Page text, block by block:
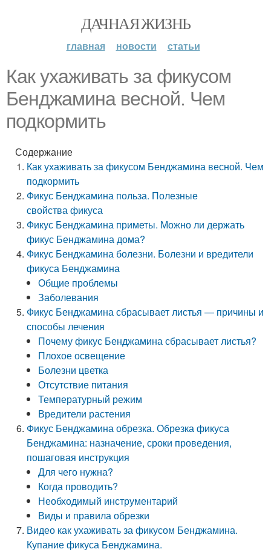
ДАЧНАЯ ЖИЗНЬ
главная новости статьи
Как ухаживать за фикусом
Бенджамина весной. Чем
подкормить
Содержание
Как ухаживать за фикусом Бенджамина весной. Чем
подкормить
Фикус Бенджамина польза. Полезные
свойства фикуса
Фикус Бенджамина приметы. Можно ли держать
фикус Бенджамина дома?
Фикус Бенджамина болезни. Болезни и вредители
фикуса Бенджамина
Общие проблемы
Заболевания
Фикус Бенджамина сбрасывает листья — причины и
способы лечения
Почему фикус Бенджамина сбрасывает листья?
Плохое освещение
Болезни цветка
Отсутствие питания
Температурный режим
Вредители растения
Фикус Бенджамина обрезка. Обрезка фикуса
Бенджамина: назначение, сроки проведения,
пошаговая инструкция
Для чего нужна?
Когда проводить?
Необходимый инструментарий
Виды и правила обрезки
Видео как ухаживать за фикусом Бенджамина.
Купание фикуса Бенджамина.